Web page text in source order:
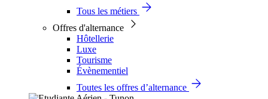
Tous les métiers
Offres d'alternance
Hôtellerie
Luxe
Tourisme
Évènementiel
Toutes les offres d’alternance